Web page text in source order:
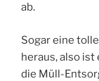
ab.
Sogar eine
heraus, also
die Müll-